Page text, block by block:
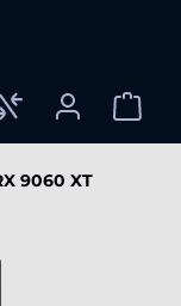
9060 XT